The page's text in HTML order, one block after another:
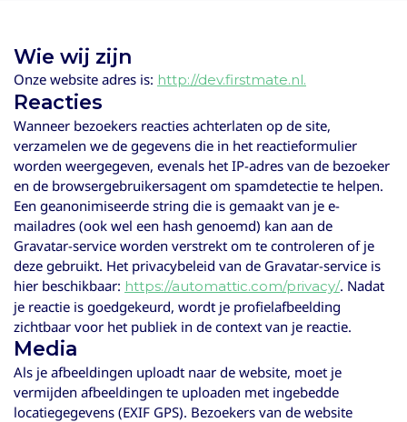
Wie wij zijn
Onze website adres is: http://dev.firstmate.nl.
Reacties
Wanneer bezoekers reacties achterlaten op de site,
verzamelen we de gegevens die in het reactieformulier
worden weergegeven, evenals het IP-adres van de bezoeker
en de browsergebruikersagent om spamdetectie te helpen.
Een geanonimiseerde string die is gemaakt van je e-
mailadres (ook wel een hash genoemd) kan aan de
Gravatar-service worden verstrekt om te controleren of je
deze gebruikt. Het privacybeleid van de Gravatar-service is
hier beschikbaar: https://automattic.com/privacy/. Nadat
je reactie is goedgekeurd, wordt je profielafbeelding
zichtbaar voor het publiek in de context van je reactie.
Media
Als je afbeeldingen uploadt naar de website, moet je
vermijden afbeeldingen te uploaden met ingebedde
locatiegegevens (EXIF GPS). Bezoekers van de website